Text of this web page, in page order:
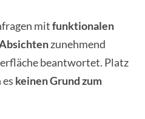
mitfunktionalen
zunehmend
beantwortet. Platz
keinen Grund zum